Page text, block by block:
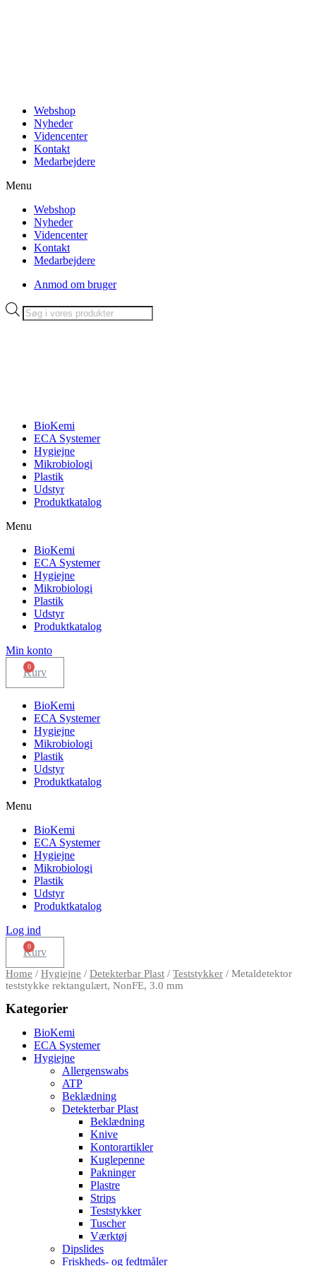
Webshop
Nyheder
Videncenter
Kontakt
Medarbejdere
Menu
Webshop
Nyheder
Videncenter
Kontakt
Medarbejdere
Anmod om bruger
Products
search
BioKemi
ECA Systemer
Hygiejne
Mikrobiologi
Plastik
Udstyr
Produktkatalog
Menu
BioKemi
ECA Systemer
Hygiejne
Mikrobiologi
Plastik
Udstyr
Produktkatalog
Min konto
Kurv
BioKemi
ECA Systemer
Hygiejne
Mikrobiologi
Plastik
Udstyr
Produktkatalog
Menu
BioKemi
ECA Systemer
Hygiejne
Mikrobiologi
Plastik
Udstyr
Produktkatalog
Log ind
Kurv
Home / Hygiejne / Detekterbar Plast / Teststykker / Metaldetektor
teststykke rektangulært, NonFE, 3.0 mm
Kategorier
BioKemi
ECA Systemer
Hygiejne
Allergenswabs
ATP
Beklædning
Detekterbar Plast
Beklædning
Knive
Kontorartikler
Kuglepenne
Pakninger
Plastre
Strips
Teststykker
Tuscher
Værktøj
Dipslides
Friskheds- og fedtmåler